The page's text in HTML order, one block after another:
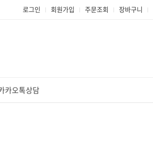
로그인 회원가입 주문조회 장바구니
카오톡상담